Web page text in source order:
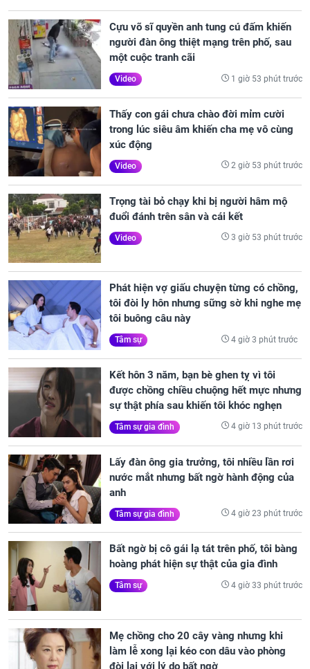
Cựu võ sĩ quyền anh tung cú đấm khiến
người đàn ông thiệt mạng trên phố, sau
một cuộc tranh cãi
Video 1 giờ 53 phút trước
Thấy con gái chưa chào đời mỉm cười
trong lúc siêu âm khiến cha mẹ vô cùng
xúc động
Video 2 giờ 53 phút trước
Trọng tài bỏ chạy khi bị người hâm mộ
đuổi đánh trên sân và cái kết
Video 3 giờ 53 phút trước
Phát hiện vợ giấu chuyện từng có chồng,
tôi đòi ly hôn nhưng sững sờ khi nghe mẹ
tôi buông câu này
Tâm sự 4 giờ 3 phút trước
Kết hôn 3 năm, bạn bè ghen tỵ vì tôi
được chồng chiều chuộng hết mực nhưng
sự thật phía sau khiến tôi khóc nghẹn
Tâm sự gia đình 4 giờ 13 phút trước
Lấy đàn ông gia trưởng, tôi nhiều lần rơi
nước mắt nhưng bất ngờ hành động của
anh
Tâm sự gia đình 4 giờ 23 phút trước
Bất ngờ bị cô gái lạ tát trên phố, tôi bàng
hoàng phát hiện sự thật của gia đình
Tâm sự 4 giờ 33 phút trước
Mẹ chồng cho 20 cây vàng nhưng khi
làm lễ xong lại kéo con dâu vào phòng
đòi lại với lý do bất ngờ